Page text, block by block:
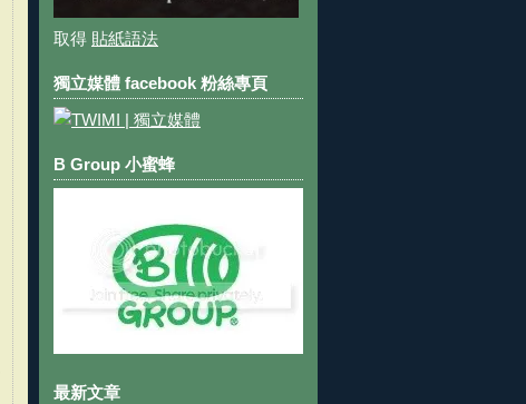
取得 貼紙語法
獨立媒體 facebook 粉絲專頁
B Group 小蜜蜂
最新文章